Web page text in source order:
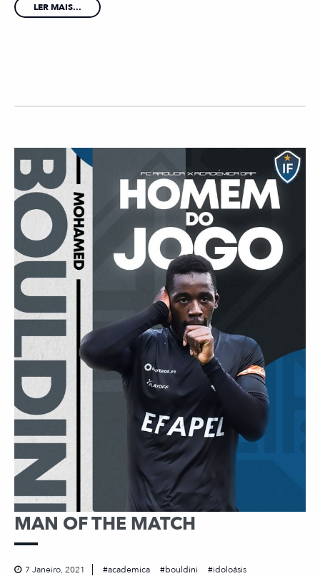
LER MAIS...
MAN OF THE MATCH
7 Janeiro, 2021 academica bouldini
idoloásis